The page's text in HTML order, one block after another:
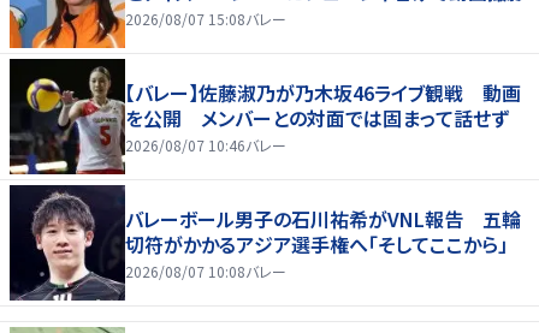
2026/08/07 15:08バレー
【バレー】佐藤淑乃が乃木坂46ライブ観戦 動画
を公開 メンバーとの対面では固まって話せず
2026/08/07 10:46バレー
バレーボール男子の石川祐希がVNL報告 五輪
切符がかかるアジア選手権へ「そしてここから」
2026/08/07 10:08バレー